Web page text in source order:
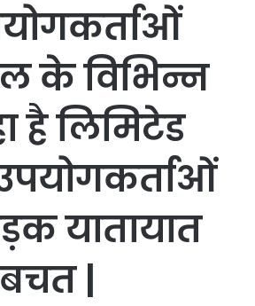
के विभिन्न
है लिमिटेड
यातायात
|